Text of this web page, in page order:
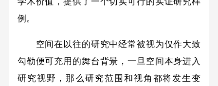
例。
空间在以往的研究中经常被视为仅作大致
勾勒便可充用的舞台背景，一旦空间本身进入
研究视野，那么研究范围和视角都将发生变